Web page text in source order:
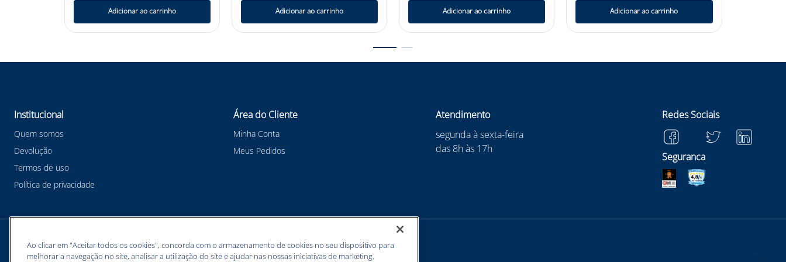
Adicionar ao carrinho Adicionar ao carrinho Adicionar ao carrinho Adicionar ao carrinho
Institucional
Quem somos
Devolução
Termos de uso
Política de privacidade
Área do Cliente
Minha Conta
Meus Pedidos
Atendimento
segunda à sexta-feira
das 8h às 17h
Redes Sociais
Seguranca
Meios de pagamentos
Ao clicar em "Aceitar todos os cookies", concorda com o armazenamento de cookies no seu dispositivo para
melhorar a navegação no site, analisar a utilização do site e ajudar nas nossas iniciativas de marketing.